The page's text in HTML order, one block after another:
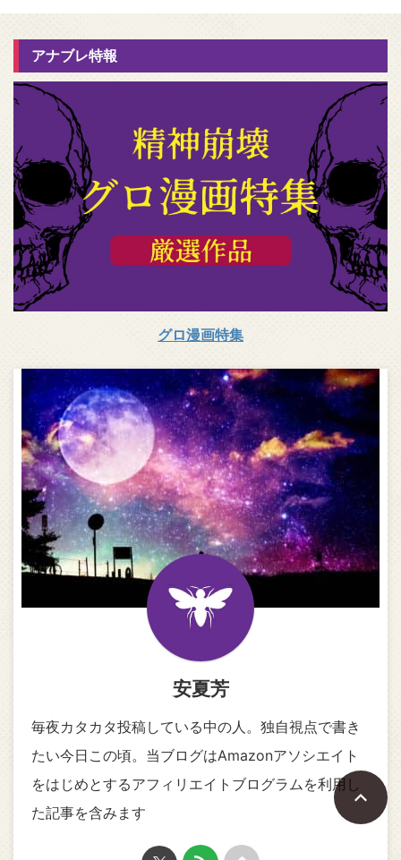
アナブレ特報
グロ漫画特集
安夏芳
毎夜カタカタ投稿している中の人。独自視点で書き
たい今日この頃。当ブログはAmazonアソシエイト
をはじめとするアフィリエイトブログラムを利用し
た記事を含みます